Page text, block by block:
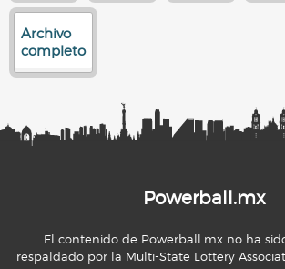
Archivo
completo
Powerball.mx
El contenido de Powerball.mx no ha
respaldado por la Multi-State Lottery